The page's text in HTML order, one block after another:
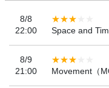
8/8
22:00
Space and
8/9
21:00
Movement（